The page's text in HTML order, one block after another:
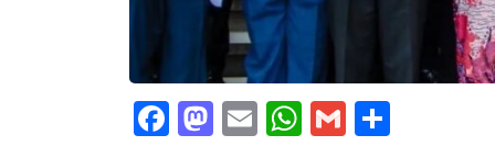
Facebook
Mastodon
EmailWhatsApp
Gmail